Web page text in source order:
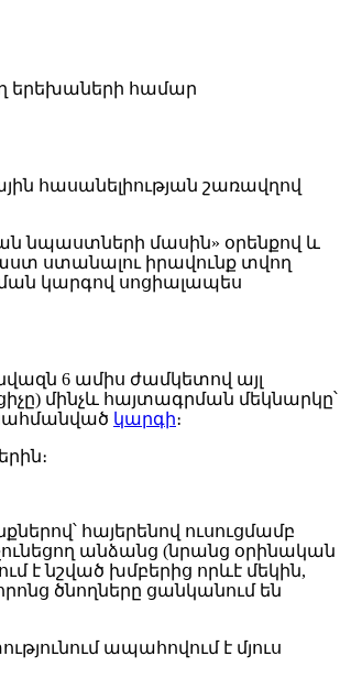
երեխաների համար
հասանելիության շառավղով
նպաստների մասին» օրենքով և
ստանալու իրավունք տվող
կարգով սոցիալապես
6 ամիս ժամկետով այլ
մինչև հայտագրման մեկնարկը՝
կարգի։
հայերենով ուսուցմամբ
անձանց (նրանց օրինական
է նշված խմբերից որևէ մեկին,
ծնողները ցանկանում են
ապահովում է մյուս